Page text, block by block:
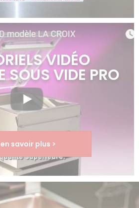
VIDÉO
SOUS VIDE PRO
en savoir plus >